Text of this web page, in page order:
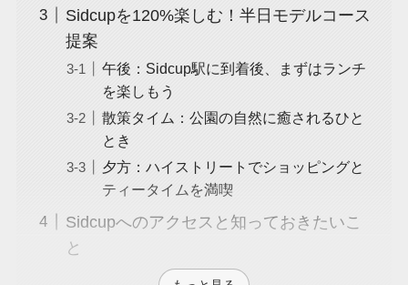
Sidcupを120%楽しむ！半日モデルコース
提案
午後：Sidcup駅に到着後、まずはランチ
を楽しもう
散策タイム：公園の自然に癒されるひと
とき
夕方：ハイストリートでショッピングと
ティータイムを満喫
Sidcupへのアクセスと知っておきたいこ
と